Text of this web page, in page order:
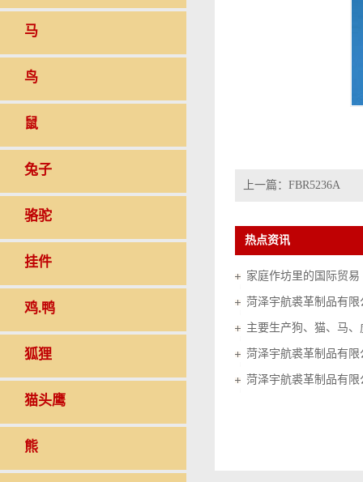
马
鸟
鼠
兔子
骆驼
挂件
鸡.鸭
狐狸
猫头鹰
熊
上一篇： FBR5236A
热点资讯
家庭作坊里的国际贸易
菏泽宇航裘革制品有
菏泽宇航裘革制品有限
菏泽宇航裘革制品有限